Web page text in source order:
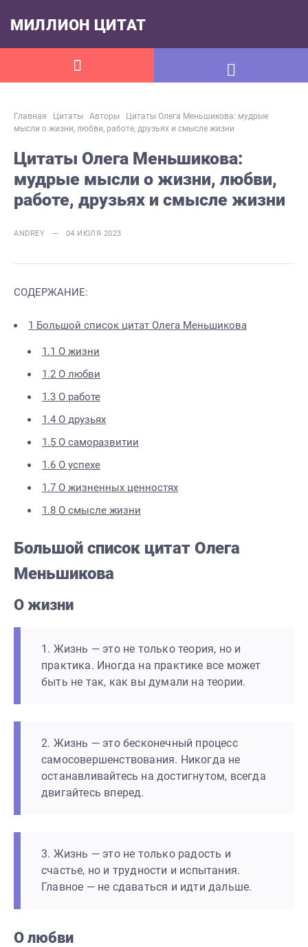
МИЛЛИОН ЦИТАТ
Главная Цитаты Авторы
Цитаты Олега Меньшикова: мудрые
мысли о жизни, любви, работе, друзьях и смысле жизни
Цитаты Олега Меньшикова:
мудрые мысли о жизни, любви,
работе, друзьях и смысле жизни
ANDREY — 04 ИЮЛЯ 2023
СОДЕРЖАНИЕ:
1 Большой список цитат Олега Меньшикова
1.1 О жизни
1.2 О любви
1.3 О работе
1.4 О друзьях
1.5 О саморазвитии
1.6 О успехе
1.7 О жизненных ценностях
1.8 О смысле жизни
Большой список цитат Олега
Меньшикова
О жизни
1. Жизнь — это не только теория, но и
практика. Иногда на практике все может
быть не так, как вы думали на теории.
2. Жизнь — это бесконечный процесс
самосовершенствования. Никогда не
останавливайтесь на достигнутом, всегда
двигайтесь вперед.
3. Жизнь — это не только радость и
счастье, но и трудности и испытания.
Главное — не сдаваться и идти дальше.
О любви